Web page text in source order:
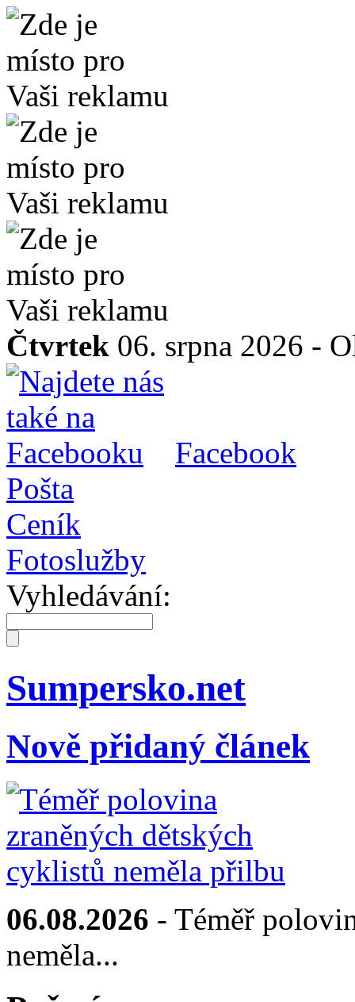
Čtvrtek 06. srpna 2026 -
Facebook
Pošta
Ceník
Fotoslužby
Vyhledávání:
Sumpersko.net
Nově přidaný článek
06.08.2026 - Téměř
neměla...